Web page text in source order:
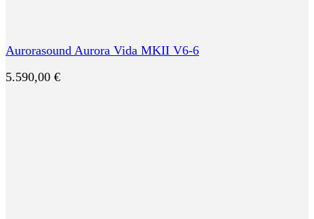
Aurorasound Aurora Vida MKII V6-6
5.590,00 €